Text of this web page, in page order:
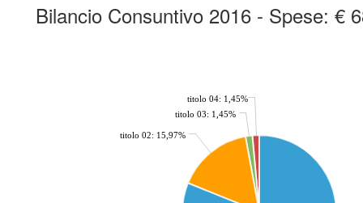
Bilancio Consuntivo 2016 - Spese: €
titolo 04: 1,45%
titolo 03: 1,45%
titolo 02: 15,97%